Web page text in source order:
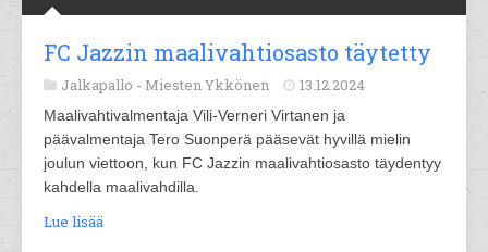
FC Jazzin maalivahtiosasto täytetty
Jalkapallo - Miesten Ykkönen 13.12.2024
Maalivahtivalmentaja Vili-Verneri Virtanen ja
päävalmentaja Tero Suonperä pääsevät hyvillä mielin
joulun viettoon, kun FC Jazzin maalivahtiosasto täydentyy
kahdella maalivahdilla.
Lue lisää